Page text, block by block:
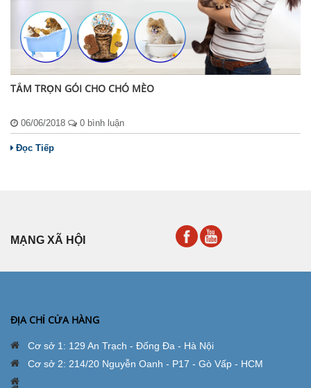
TẮM TRỌN GÓI CHO CHÓ MÈO
06/06/2018 0 bình luận
Đọc Tiếp
MẠNG XÃ HỘI
ĐỊA CHỈ CỬA HÀNG
Cơ sở 1: 129 An Trạch - Đống Đa - Hà Nội
Cơ sở 2: 214/20 Nguyễn Oanh - P17 - Gò Vấp - HCM